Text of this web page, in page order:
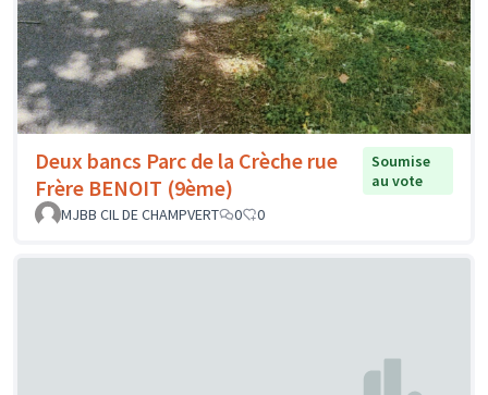
Deux bancs Parc de la Crèche rue
Frère BENOIT (9ème)
Soumise
au vote
MJBB CIL DE CHAMPVERT
0 0